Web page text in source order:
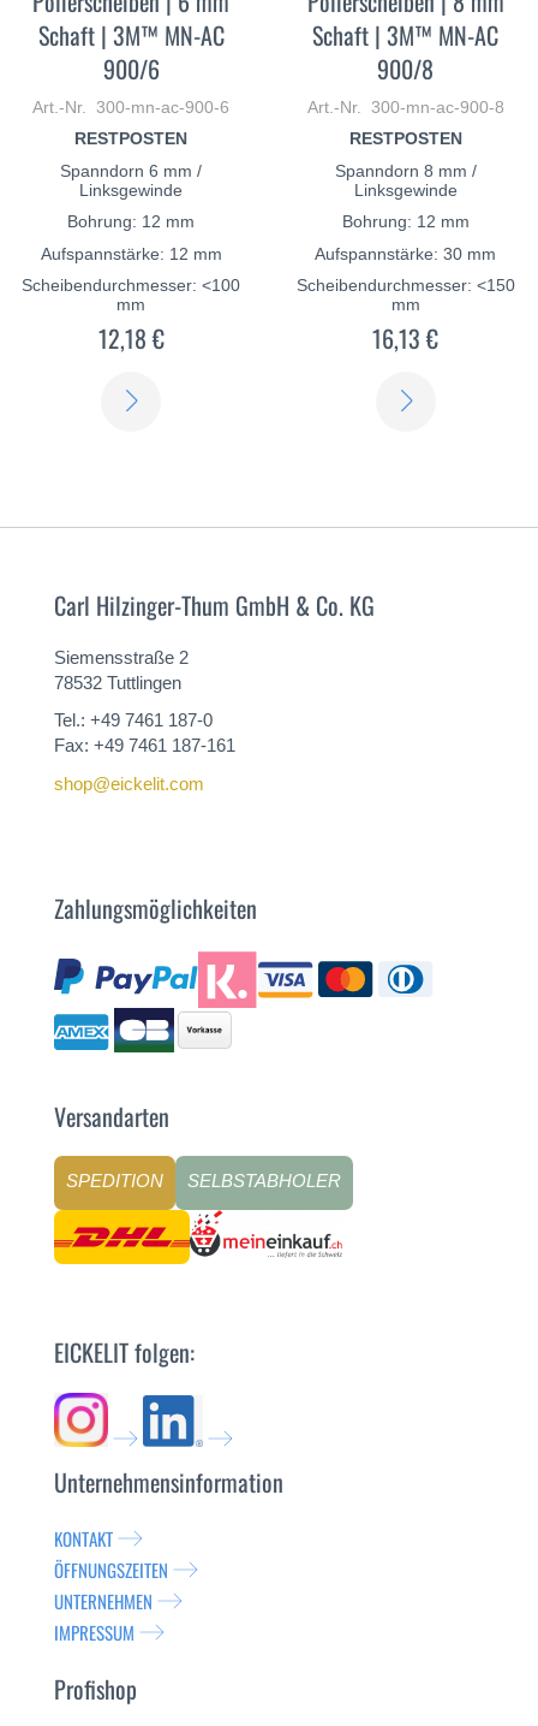
Schaft | 3M™ MN-AC
900/6
Art.-Nr. 300-mn-ac-900-6
RESTPOSTEN
Spanndorn 6 mm /
Linksgewinde
Bohrung: 12 mm
Aufspannstärke: 12 mm
Scheibendurchmesser: <100
mm
12,18 €
Schaft | 3M™ MN-AC
900/8
Art.-Nr. 300-mn-ac-900-8
RESTPOSTEN
Spanndorn 8 mm /
Linksgewinde
Bohrung: 12 mm
Aufspannstärke: 30 mm
Scheibendurchmesser: <150
mm
16,13 €
Carl Hilzinger-Thum GmbH & Co. KG
Siemensstraße 2
78532 Tuttlingen
Tel.: +49 7461 187-0
Fax: +49 7461 187-161
shop@eickelit.com
Zahlungsmöglichkeiten
Versandarten
SPEDITION SELBSTABHOLER
EICKELIT folgen:
Unternehmensinformation
KONTAKT
ÖFFNUNGSZEITEN
UNTERNEHMEN
IMPRESSUM
Profishop